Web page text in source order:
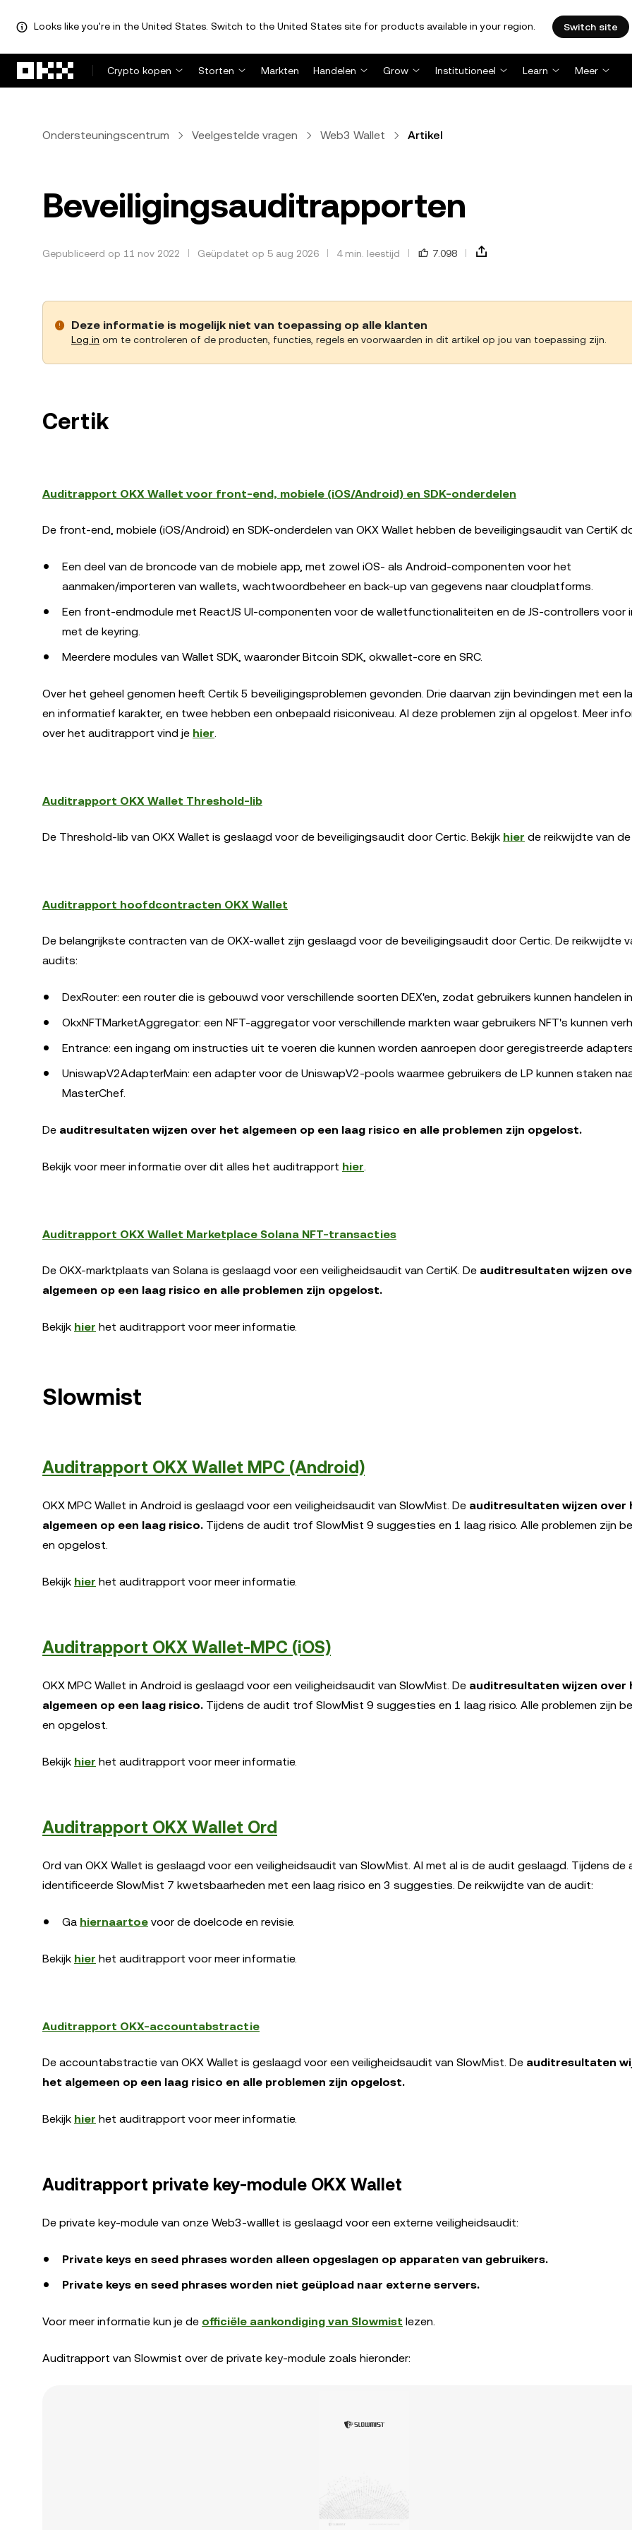
Looks like you're in the United States. Switch to the United States site for products available in your region. Switch site
Crypto kopen
Storten Markten Handelen Grow Institutioneel Learn Meer
Ondersteuningscentrum Veelgestelde vragen Web3 Wallet Artikel
Beveiligingsauditrapporten
Gepubliceerd op 11 nov 2022 Geüpdatet op 5 aug 2026 4 min. leestijd 7.098
Deze informatie is mogelijk niet van toepassing op alle klanten
Log in om te controleren of de producten, functies, regels en voorwaarden in dit artikel op jou van toepassing zijn.
Certik
Auditrapport OKX Wallet voor front-end, mobiele (iOS/Android) en SDK-onderdelen
De front-end, mobiele (iOS/Android) en SDK-onderdelen van OKX Wallet hebben de beveiligingsaudit van CertiK
Een deel van de broncode van de mobiele app, met zowel iOS- als Android-componenten voor het
aanmaken/importeren van wallets, wachtwoordbeheer en back-up van gegevens naar cloudplatforms.
Een front-endmodule met ReactJS UI-componenten voor de walletfunctionaliteiten en de JS-controllers voor
met de keyring.
Meerdere modules van Wallet SDK, waaronder Bitcoin SDK, okwallet-core en SRC.
Over het geheel genomen heeft Certik 5 beveiligingsproblemen gevonden. Drie daarvan zijn bevindingen met een
en informatief karakter, en twee hebben een onbepaald risiconiveau. Al deze problemen zijn al opgelost. Meer
over het auditrapport vind je hier.
Auditrapport OKX Wallet Threshold-lib
De Threshold-lib van OKX Wallet is geslaagd voor de beveiligingsaudit door Certic. Bekijk hier de reikwijdte van
Auditrapport hoofdcontracten OKX Wallet
De belangrijkste contracten van de OKX-wallet zijn geslaagd voor de beveiligingsaudit door Certic. De reikwijdte
audits:
DexRouter: een router die is gebouwd voor verschillende soorten DEX'en, zodat gebruikers kunnen handelen
OkxNFTMarketAggregator: een NFT-aggregator voor verschillende markten waar gebruikers NFT's kunnen
Entrance: een ingang om instructies uit te voeren die kunnen worden aanroepen door geregistreerde
UniswapV2AdapterMain: een adapter voor de UniswapV2-pools waarmee gebruikers de LP kunnen staken
MasterChef.
De auditresultaten wijzen over het algemeen op een laag risico en alle problemen zijn opgelost.
Bekijk voor meer informatie over dit alles het auditrapport hier.
Auditrapport OKX Wallet Marketplace Solana NFT-transacties
De OKX-marktplaats van Solana is geslaagd voor een veiligheidsaudit van CertiK. De auditresultaten wijzen
algemeen op een laag risico en alle problemen zijn opgelost.
Bekijk hier het auditrapport voor meer informatie.
Slowmist
Auditrapport OKX Wallet MPC (Android)
OKX MPC Wallet in Android is geslaagd voor een veiligheidsaudit van SlowMist. De auditresultaten wijzen over
algemeen op een laag risico. Tijdens de audit trof SlowMist 9 suggesties en 1 laag risico. Alle problemen zijn
en opgelost.
Bekijk hier het auditrapport voor meer informatie.
Auditrapport OKX Wallet-MPC (iOS)
OKX MPC Wallet in Android is geslaagd voor een veiligheidsaudit van SlowMist. De auditresultaten wijzen over
algemeen op een laag risico. Tijdens de audit trof SlowMist 9 suggesties en 1 laag risico. Alle problemen zijn
en opgelost.
Bekijk hier het auditrapport voor meer informatie.
Auditrapport OKX Wallet Ord
Ord van OKX Wallet is geslaagd voor een veiligheidsaudit van SlowMist. Al met al is de audit geslaagd. Tijdens de
identificeerde SlowMist 7 kwetsbaarheden met een laag risico en 3 suggesties. De reikwijdte van de audit:
Ga hiernaartoe voor de doelcode en revisie.
Bekijk hier het auditrapport voor meer informatie.
Auditrapport OKX-accountabstractie
De accountabstractie van OKX Wallet is geslaagd voor een veiligheidsaudit van SlowMist. De auditresultaten
het algemeen op een laag risico en alle problemen zijn opgelost.
Bekijk hier het auditrapport voor meer informatie.
Auditrapport private key-module OKX Wallet
De private key-module van onze Web3-walllet is geslaagd voor een externe veiligheidsaudit:
Private keys en seed phrases worden alleen opgeslagen op apparaten van gebruikers.
Private keys en seed phrases worden niet geüpload naar externe servers.
Voor meer informatie kun je de officiële aankondiging van Slowmist lezen.
Auditrapport van Slowmist over de private key-module zoals hieronder: